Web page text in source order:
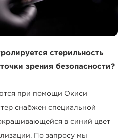
стерильность
зрения безопасности?
при помощи Окиси
снабжен специальной
в синий цвет
По запросу мы